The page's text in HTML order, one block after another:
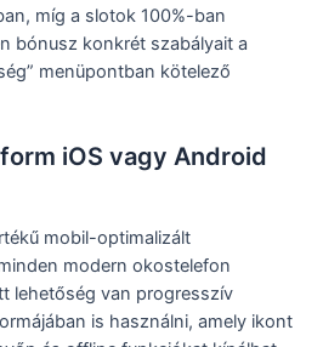
míg a slotok 100%-ban
bónusz konkrét szabályait a
menüpontban kötelező
iOS vagy Android
mobil-optimalizált
modern okostelefon
lehetőség van progresszív
is használni, amely ikont